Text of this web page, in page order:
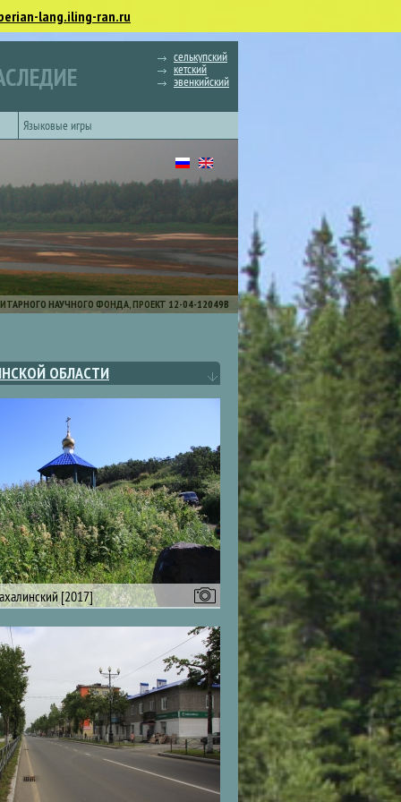
lang.iling-ran.ru
селькупский
кетский
эвенкийский
Языковые игры
НАУЧНОГО ФОНДА, ПРОЕКТ 12-04-12049В
ОБЛАСТИ
[2017]